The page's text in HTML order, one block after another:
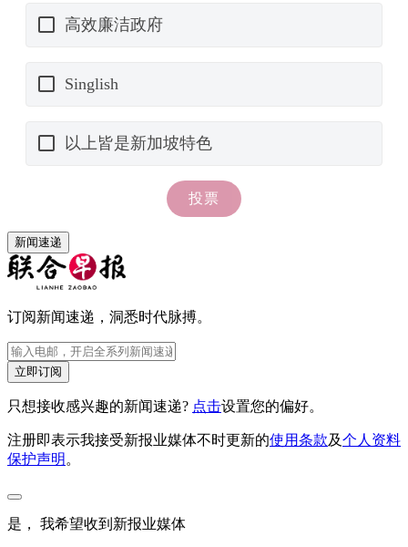
新闻速递
订阅新闻速递，洞悉时代脉搏。
立即订阅
只想接收感兴趣的新闻速递? 点击设置您的偏好。
注册即表示我接受新报业媒体不时更新的使用条款及个人资料
保护声明 。
是， 我希望收到新报业媒体